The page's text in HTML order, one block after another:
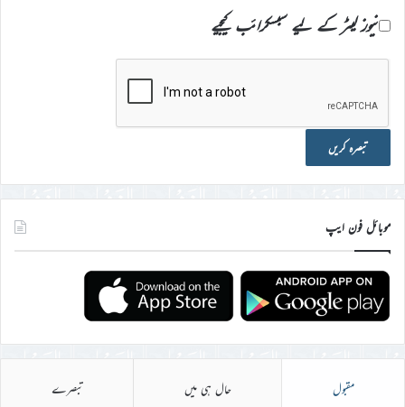
نیوز لیٹر کے لیے سبسکرائب کیجیے
موبائل فون ایپ
مقبول حال ہی میں تبصرے